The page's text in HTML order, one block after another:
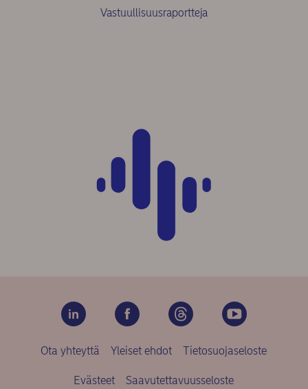
Vastuullisuusraportteja
Ota yhteyttä Yleiset ehdot Tietosuojaseloste
Evästeet Saavutettavuusseloste